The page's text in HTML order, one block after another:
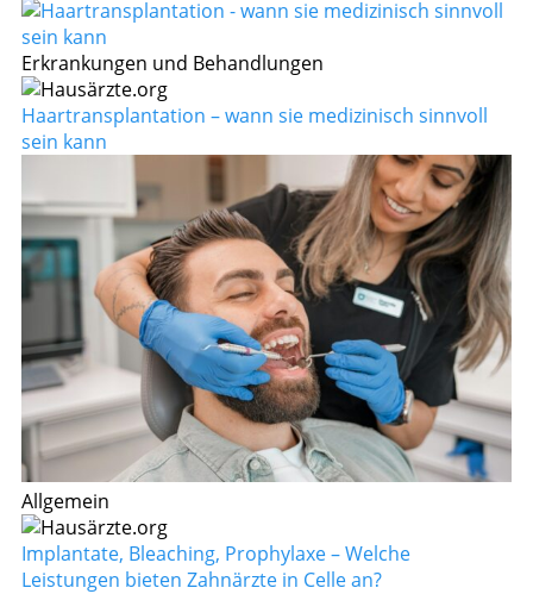
Erkrankungen und Behandlungen
Haartransplantation – wann sie medizinisch sinnvoll
sein kann
Allgemein
Implantate, Bleaching, Prophylaxe – Welche
Leistungen bieten Zahnärzte in Celle an?